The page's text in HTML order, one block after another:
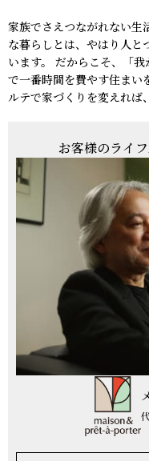
家族でさえつながれない生
な暮らしとは、やはり人と
います。
だからこそ、「
で一番時間を費やす住まい
ルテで家づくりを変えれば
お客様のライ